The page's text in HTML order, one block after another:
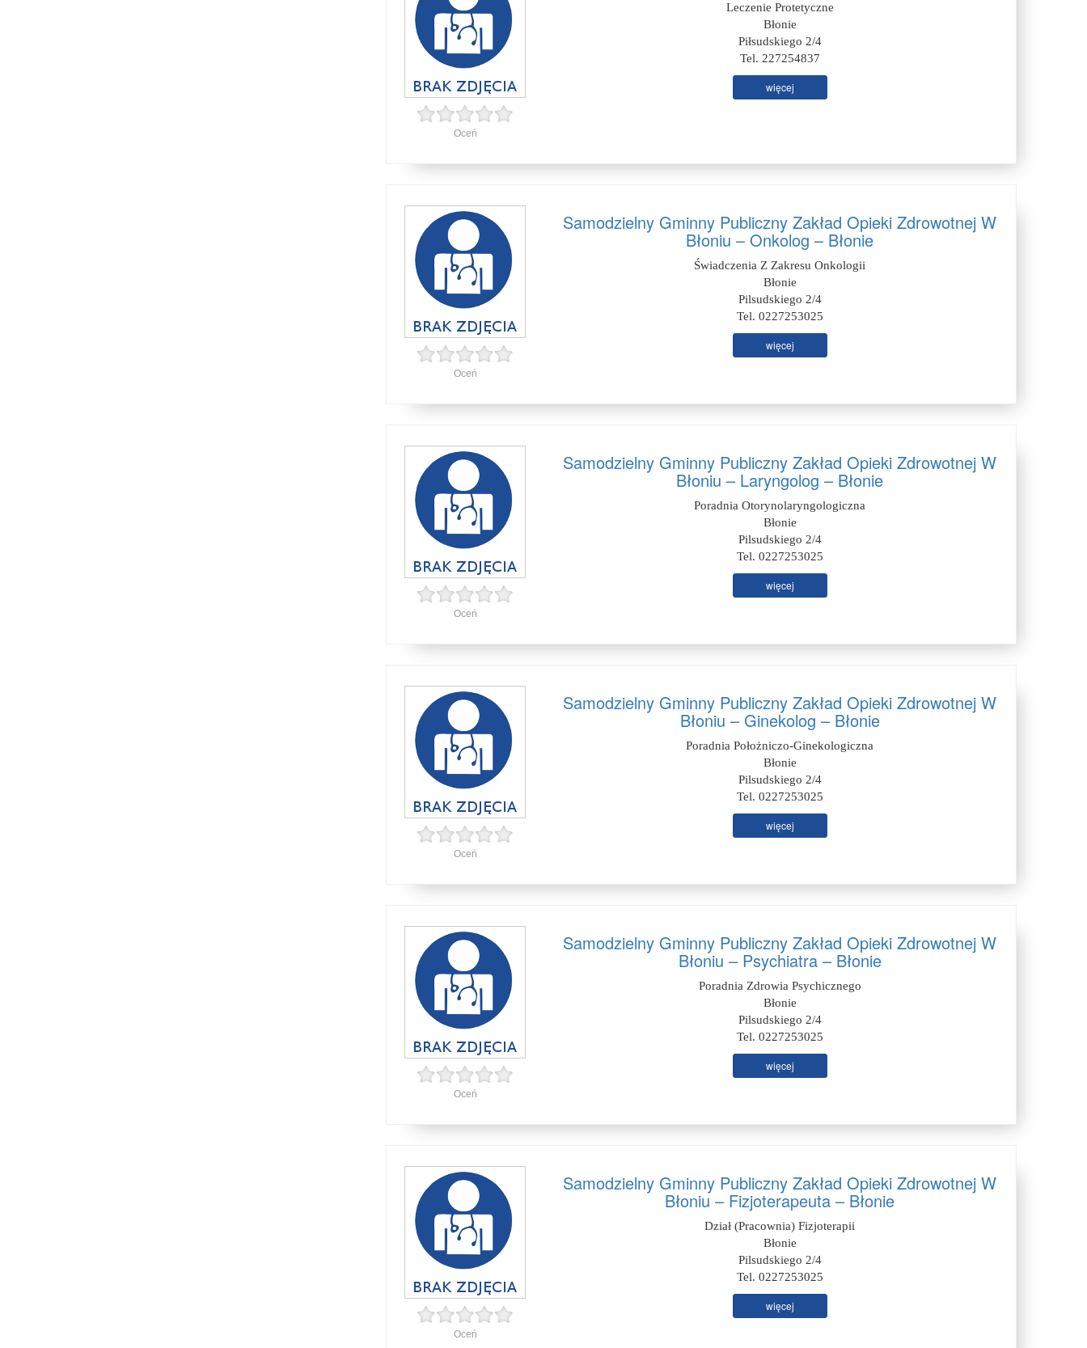
Oceń
Leczenie Protetyczne
Błonie
Piłsudskiego 2/4
Tel. 227254837
więcej
Oceń
Samodzielny Gminny Publiczny Zakład Opieki Zdrowotnej W
Błoniu – Onkolog – Błonie
Świadczenia Z Zakresu Onkologii
Błonie
Pilsudskiego 2/4
Tel. 0227253025
więcej
Oceń
Samodzielny Gminny Publiczny Zakład Opieki Zdrowotnej W
Błoniu – Laryngolog – Błonie
Poradnia Otorynolaryngologiczna
Błonie
Pilsudskiego 2/4
Tel. 0227253025
więcej
Oceń
Samodzielny Gminny Publiczny Zakład Opieki Zdrowotnej W
Błoniu – Ginekolog – Błonie
Poradnia Położniczo-Ginekologiczna
Błonie
Pilsudskiego 2/4
Tel. 0227253025
więcej
Oceń
Samodzielny Gminny Publiczny Zakład Opieki Zdrowotnej W
Błoniu – Psychiatra – Błonie
Poradnia Zdrowia Psychicznego
Błonie
Pilsudskiego 2/4
Tel. 0227253025
więcej
Oceń
Samodzielny Gminny Publiczny Zakład Opieki Zdrowotnej W
Błoniu – Fizjoterapeuta – Błonie
Dział (Pracownia) Fizjoterapii
Błonie
Pilsudskiego 2/4
Tel. 0227253025
więcej